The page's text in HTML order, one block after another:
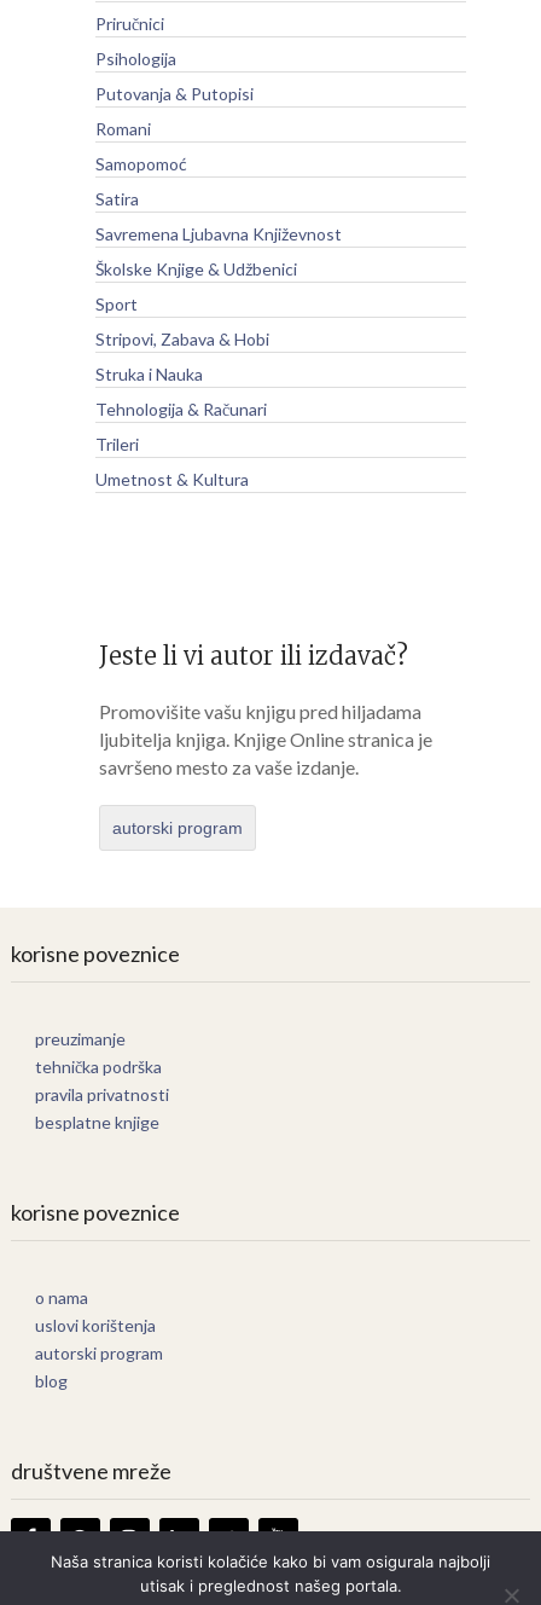
Priručnici
Psihologija
Putovanja & Putopisi
Romani
Samopomoć
Satira
Savremena Ljubavna Književnost
Školske Knjige & Udžbenici
Sport
Stripovi, Zabava & Hobi
Struka i Nauka
Tehnologija & Računari
Trileri
Umetnost & Kultura
Jeste li vi autor ili izdavač?
Promovišite vašu knjigu pred hiljadama
ljubitelja knjiga. Knjige Online stranica je
savršeno mesto za vaše izdanje.
autorski program
korisne poveznice
preuzimanje
tehnička podrška
pravila privatnosti
besplatne knjige
korisne poveznice
o nama
uslovi korištenja
autorski program
blog
društvene mreže
Naša stranica koristi kolačiće kako bi vam osigurala najbolji
utisak i preglednost našeg portala.